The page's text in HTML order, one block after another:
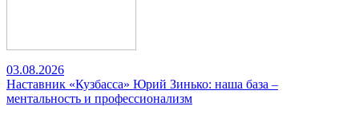
03.08.2026
Наставник «Кузбасса» Юрий Зинько: наша база –
ментальность и профессионализм